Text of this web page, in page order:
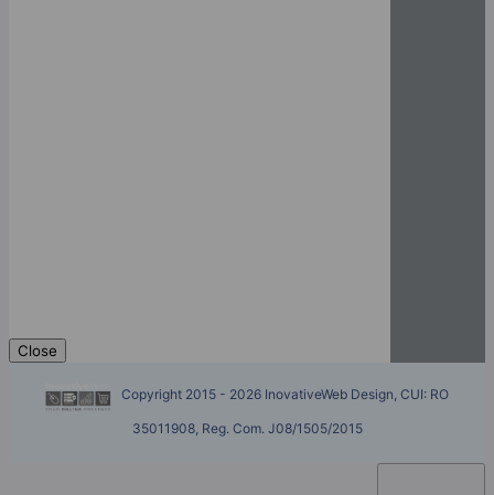
Close
Copyright 2015 - 2026 InovativeWeb Design, CUI: RO
35011908, Reg. Com. J08/1505/2015